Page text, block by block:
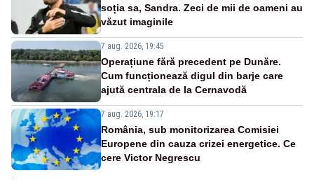
soția sa, Sandra. Zeci de mii de oameni au
văzut imaginile
7 aug. 2026, 19:45
Operațiune fără precedent pe Dunăre.
Cum funcționează digul din barje care
ajută centrala de la Cernavodă
7 aug. 2026, 19:17
România, sub monitorizarea Comisiei
Europene din cauza crizei energetice. Ce
cere Victor Negrescu